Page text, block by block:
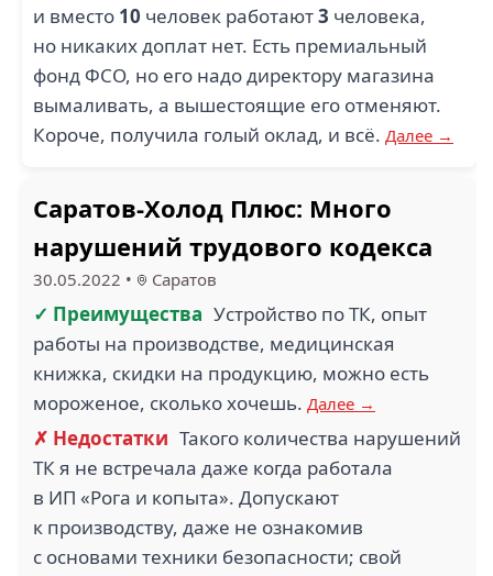
и вместо 10 человек работают3 человека,
но никаких доплат нет. Есть премиальный
фонд ФСО, но его надо директору магазина
вымаливать, а вышестоящие его отменяют.
Короче, получила голый оклад, и всё. Далее →
Саратов-Холод Плюс: Много
нарушений трудового кодекса
30.05.2022 • Саратов
✓ Преимущества Устройство по ТК, опыт
работы на производстве, медицинская
книжка, скидки на продукцию, можно есть
мороженое, сколько хочешь. Далее →
✗ Недостатки Такого количества нарушений
ТК я не встречала даже когда работала
в ИП «Рога и копыта». Допускают
к производству, даже не ознакомив
с основами техники безопасности; свой